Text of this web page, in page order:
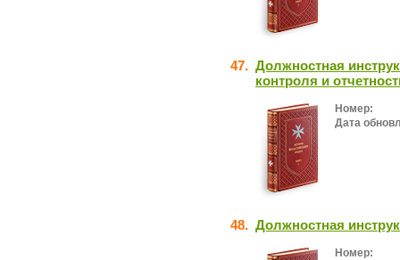
47. Должностная
контроля и
Номер:
Дата
48. Должностная
Номер: